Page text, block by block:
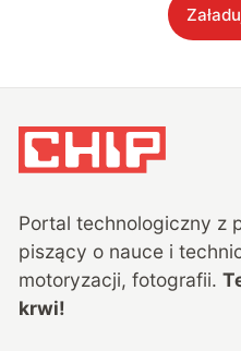
Portal technologiczny z
piszący o nauce i
motoryzacji, fotografii.
krwi!